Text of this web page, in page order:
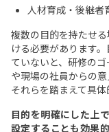
人材育成・後継者
複数の目的を持たせ
ける必要があります
ていないと、研修の
や現場の社員からの
それらを踏まえて具体
目的を明確にした上
設定することも効果的